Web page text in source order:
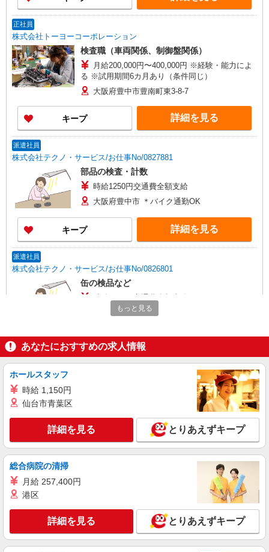
正社員
株式会社トーヨーコーポレーション
検査職（車両関係、制御盤関係）
月給200,000円〜400,000円 ※経験・能力によ
る ※試用期間6カ月あり（条件同じ）
大阪府豊中市豊南町東3-8-7
キープ 詳細を見る
派遣社員
株式会社テクノ・サービス/お仕事No/0827881
部品の検査・計数
時給1250円交通費全額支給
大阪府豊中市 ＊バイク通勤OK
キープ 詳細を見る
派遣社員
株式会社テクノ・サービス/お仕事No/0826801
缶の検品など
大阪府豊中市 ＊バイク通勤OK
キープ
株式会社テクノ・サービス/お仕事No/0833342
大阪府豊中市
キープ 詳細を見る
派遣社員
株式会社テクノ・サービス/お仕事No/0848447
時給1300円交通費全額支給
大阪府豊中市 ＊バイク通勤OK
もっと見る
あなたにおすすめの求人情報
ホールスタッフ
時給 1,150円
仙台市青葉区
詳細を見る とりあえずキープ
総合病院の清掃
月給 257,400円
港区
詳細を見る とりあえずキープ